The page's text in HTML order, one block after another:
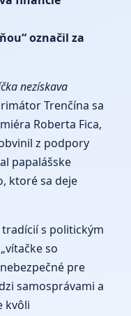
označil za
nezískava
Trenčína sa
Roberta Fica,
z podpory
papalášske
ktoré sa deje
s politickým
so
pre
samosprávami a
kvôli